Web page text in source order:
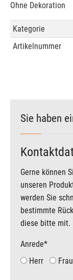
Ohne Dekoration
Kategorie
Artikelnummer
Sie haben
Gerne können
unseren
werden Sie
bestimmte
diese bitte mit.
Anrede*
Herr
Frau